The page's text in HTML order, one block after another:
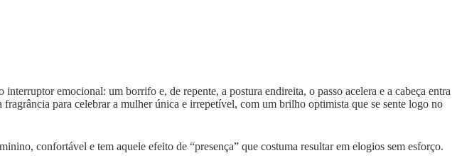
emocional: um borrifo e, de repente, a postura endireita, o passo acelera e a cabeça entra
fragrância para celebrar a mulher única e irrepetível, com um brilho optimista que se sente logo no
confortável e tem aquele efeito de “presença” que costuma resultar em elogios sem esforço.